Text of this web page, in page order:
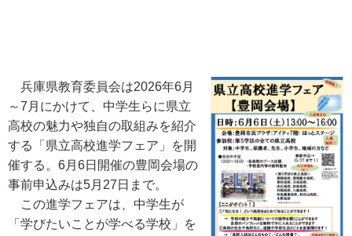
兵庫県教育委員会は2026年6月
～7月にかけて、中学生らに県立
高校の魅力や独自の取組みを紹介
する「県立高校進学フェア」を開
催する。6月6日開催の豊岡会場の
事前申込みは5月27日まで。
この進学フェアは、中学生が
「学びたいことが学べる学校」を